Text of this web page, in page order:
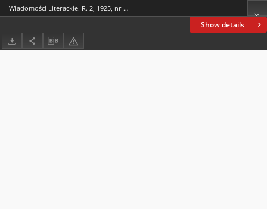
Show details
Wiadomości Literackie. R. 2, 1925, nr 41 (93), 11 X